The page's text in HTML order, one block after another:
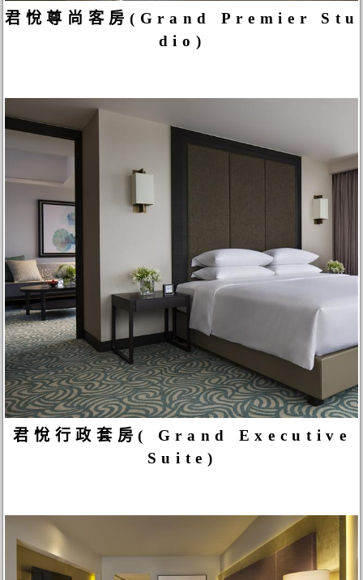
君悅尊尚客房(Grand Premier Stu
dio)
君悅行政套房( Grand Executive
Suite)